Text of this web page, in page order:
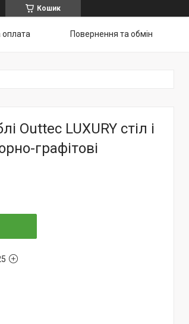
Кошик
оплата Повернення та обмін
Outtec LUXURY стіл і
графітові